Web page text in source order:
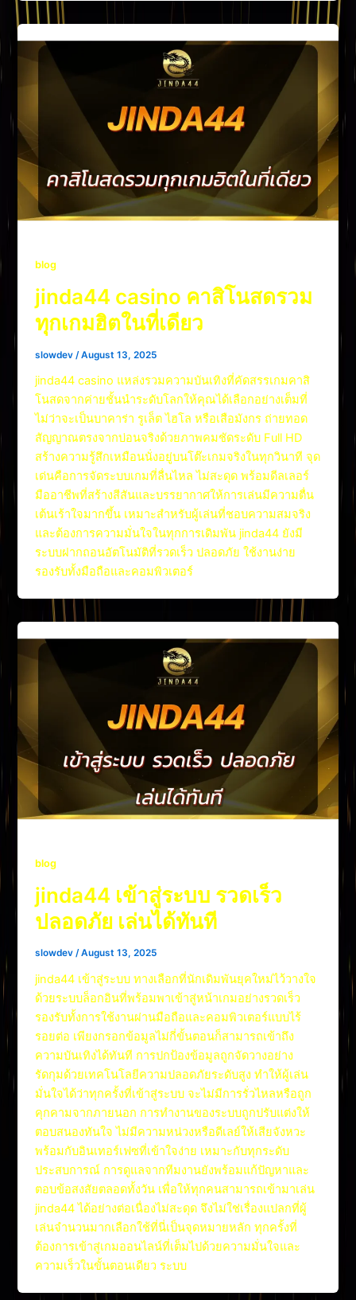
blog
jinda44 casino คาสิโนสดรวม
ทุกเกมฮิตในที่เดียว
slowdev /August 13, 2025
jinda44 casino แหล่งรวมความบันเทิงที่คัดสรรเกมคาสิ
โนสดจากค่ายชั้นนำระดับโลกให้คุณได้เลือกอย่างเต็มที่
ไม่ว่าจะเป็นบาคาร่า รูเล็ต ไฮโล หรือเสือมังกร ถ่ายทอด
สัญญาณตรงจากบ่อนจริงด้วยภาพคมชัดระดับ Full HD
สร้างความรู้สึกเหมือนนั่งอยู่บนโต๊ะเกมจริงในทุกวินาที จุด
เด่นคือการจัดระบบเกมที่ลื่นไหล ไม่สะดุด พร้อมดีลเลอร์
มืออาชีพที่สร้างสีสันและบรรยากาศให้การเล่นมีความตื่น
เต้นเร้าใจมากขึ้น เหมาะสำหรับผู้เล่นที่ชอบความสมจริง
และต้องการความมั่นใจในทุกการเดิมพัน jinda44 ยังมี
ระบบฝากถอนอัตโนมัติที่รวดเร็ว ปลอดภัย ใช้งานง่าย
รองรับทั้งมือถือและคอมพิวเตอร์
blog
jinda44 เข้าสู่ระบบ รวดเร็ว
ปลอดภัย เล่นได้ทันที
slowdev/August 13, 2025
jinda44 เข้าสู่ระบบ ทางเลือกที่นักเดิมพันยุคใหม่ไว้วางใจ
ด้วยระบบล็อกอินที่พร้อมพาเข้าสู่หน้าเกมอย่างรวดเร็ว
รองรับทั้งการใช้งานผ่านมือถือและคอมพิวเตอร์แบบไร้
รอยต่อ เพียงกรอกข้อมูลไม่กี่ขั้นตอนก็สามารถเข้าถึง
ความบันเทิงได้ทันที การปกป้องข้อมูลถูกจัดวางอย่าง
รัดกุมด้วยเทคโนโลยีความปลอดภัยระดับสูง ทำให้ผู้เล่น
มั่นใจได้ว่าทุกครั้งที่เข้าสู่ระบบ จะไม่มีการรั่วไหลหรือถูก
คุกคามจากภายนอก การทำงานของระบบถูกปรับแต่งให้
ตอบสนองทันใจ ไม่มีความหน่วงหรือดีเลย์ให้เสียจังหวะ
พร้อมกับอินเทอร์เฟซที่เข้าใจง่าย เหมาะกับทุกระดับ
ประสบการณ์ การดูแลจากทีมงานยังพร้อมแก้ปัญหาและ
ตอบข้อสงสัยตลอดทั้งวัน เพื่อให้ทุกคนสามารถเข้ามาเล่น
jinda44 ได้อย่างต่อเนื่องไม่สะดุด จึงไม่ใช่เรื่องแปลกที่ผู้
เล่นจำนวนมากเลือกใช้ที่นี่เป็นจุดหมายหลัก ทุกครั้งที่
ต้องการเข้าสู่เกมออนไลน์ที่เต็มไปด้วยความมั่นใจและ
ความเร็วในขั้นตอนเดียว ระบบ